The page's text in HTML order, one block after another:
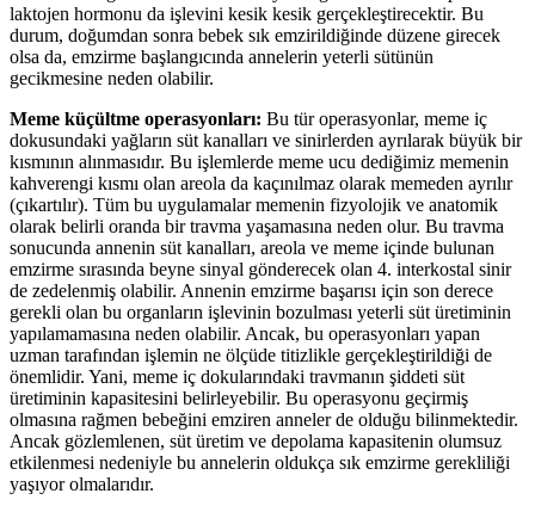
laktojen hormonu da işlevini kesik kesik gerçekleştirecektir. Bu
durum, doğumdan sonra bebek sık emzirildiğinde düzene girecek
olsa da, emzirme başlangıcında annelerin yeterli sütünün
gecikmesine neden olabilir.
Meme küçültme operasyonları: Bu tür operasyonlar, meme iç
dokusundaki yağların süt kanalları ve sinirlerden ayrılarak büyük bir
kısmının alınmasıdır. Bu işlemlerde meme ucu dediğimiz memenin
kahverengi kısmı olan areola da kaçınılmaz olarak memeden ayrılır
(çıkartılır). Tüm bu uygulamalar memenin fizyolojik ve anatomik
olarak belirli oranda bir travma yaşamasına neden olur. Bu travma
sonucunda annenin süt kanalları, areola ve meme içinde bulunan
emzirme sırasında beyne sinyal gönderecek olan 4. interkostal sinir
de zedelenmiş olabilir. Annenin emzirme başarısı için son derece
gerekli olan bu organların işlevinin bozulması yeterli süt üretiminin
yapılamamasına neden olabilir. Ancak, bu operasyonları yapan
uzman tarafından işlemin ne ölçüde titizlikle gerçekleştirildiği de
önemlidir. Yani, meme iç dokularındaki travmanın şiddeti süt
üretiminin kapasitesini belirleyebilir. Bu operasyonu geçirmiş
olmasına rağmen bebeğini emziren anneler de olduğu bilinmektedir.
Ancak gözlemlenen, süt üretim ve depolama kapasitenin olumsuz
etkilenmesi nedeniyle bu annelerin oldukça sık emzirme gerekliliği
yaşıyor olmalarıdır.